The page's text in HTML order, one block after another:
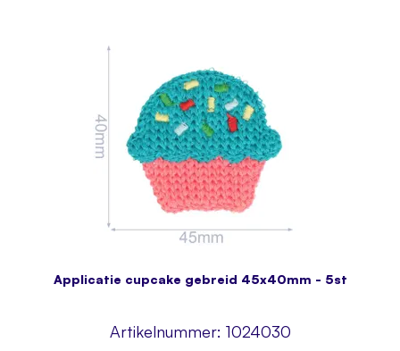
Applicatie cupcake gebreid 45x40mm - 5st
Artikelnummer: 1024030